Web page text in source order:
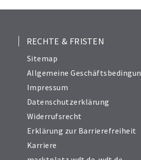
RECHTE & FRISTEN
Sitemap
Allgemeine
Impressum
Datenschutzerklärung
Widerrufsrecht
Erklärung zur Barrierefreiheit
Karriere